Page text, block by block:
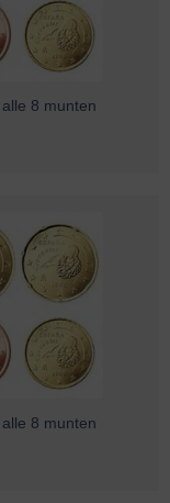
8 munten
8 munten